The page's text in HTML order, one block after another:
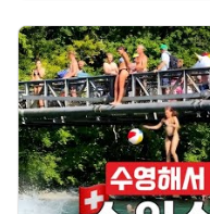
· · · · · · · · · · · · · · · · ·
wjgoway@naver.com